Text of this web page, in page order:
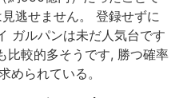
逃せません。 登録せずに
ガルパンは未だ人気台です
比較的多そうです, 勝つ確率
められている。